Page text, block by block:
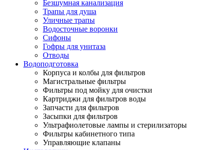
Безшумная канализация
Трапы для душа
Уличные трапы
Водосточные воронки
Сифоны
Гофры для унитаза
Отводы
Водоподготовка
Корпуса и колбы для фильтров
Магистральные фильтры
Фильтры под мойку для очистки
Картриджи для фильтров воды
Запчасти для фильтров
Засыпки для фильтров
Ультрафиолетовые лампы и стерилизаторы
Фильтры кабинетного типа
Управляющие клапаны